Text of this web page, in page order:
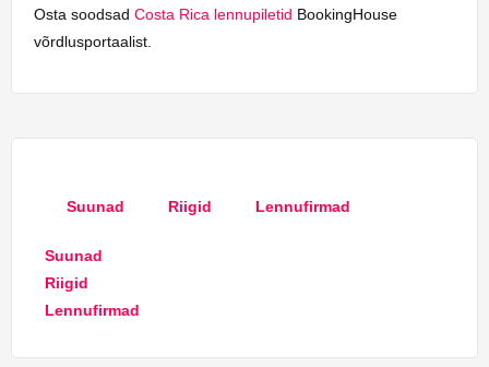
Osta soodsad Costa Rica lennupiletid BookingHouse
võrdlusportaalist.
Suunad Riigid Lennufirmad
Suunad
Riigid
Lennufirmad